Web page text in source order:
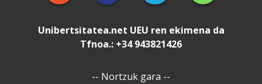
Unibertsitatea.net UEU ren ekimena da
Tfnoa.: +34 943821426
-- Nortzuk gara --